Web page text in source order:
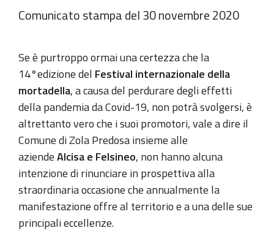
Comunicato stampa del 30 novembre 2020
Se è purtroppo ormai una certezza che la
14°edizione del Festival internazionale della
mortadella, a causa del perdurare degli effetti
della pandemia da Covid-19, non potrà svolgersi, è
altrettanto vero che i suoi promotori, vale a dire il
Comune di Zola Predosa insieme alle
aziendeAlcisa e Felsineo, non hanno alcuna
intenzione di rinunciare in prospettiva alla
straordinaria occasione che annualmente la
manifestazione offre al territorio e a una delle sue
principali eccellenze.